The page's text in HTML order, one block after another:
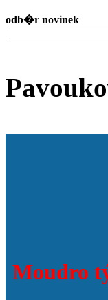
odb�r novinek
Moudro